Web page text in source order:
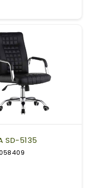
SD-5135